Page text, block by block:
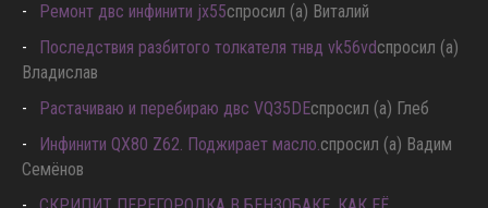
Ремонт двс инфинити jx55спросил (а) Виталий
Последствия разбитого толкателя тнвд vk56vdспросил (а)
Владислав
Растачиваю и перебираю двс VQ35DEспросил (а) Глеб
Инфинити QX80 Z62. Поджирает масло.спросил (а) Вадим
Семёнов